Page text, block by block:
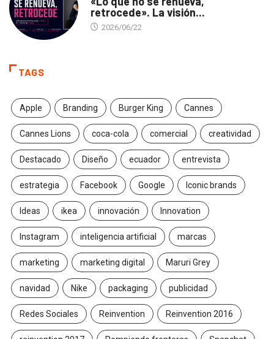
retrocede». La visión...
2026/06/22
TAGS
Apple Branding Burger King Cannes
Cannes Lions coca-cola comercial creatividad
Destacado Diseño ecuador entrevista
estrategia Facebook Google Iconic brands
Ideas ikea innovación Innovation
Instagram inteligencia artificial marcas
marketing marketing digital Maruri Grey
navidad Nike packaging publicidad
Redes Sociales Reinvention Reinvention 2016